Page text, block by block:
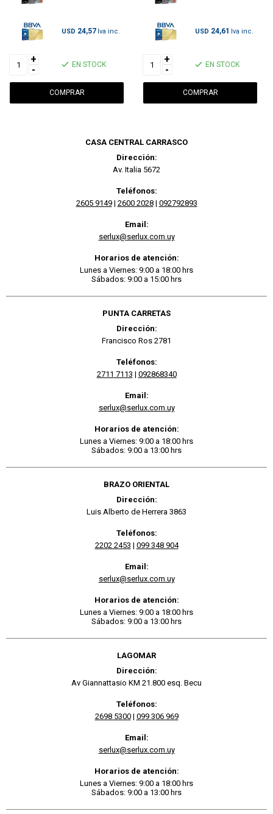
USD 24,57
+
-
EN STOCK
USD 24,61
+
-
EN STOCK
CASA CENTRAL CARRASCO
Dirección:
Av. Italia 5672
Teléfonos:
2605 9149| 2600 2028| 092792893
Email:
serlux@serlux.com.uy
Horarios de atención:
Lunes a Viernes: 9:00 a 18:00 hrs
Sábados: 9:00 a 15:00 hrs
PUNTA CARRETAS
Dirección:
Francisco Ros 2781
Teléfonos:
2711 7113 | 092868340
Email:
serlux@serlux.com.uy
Horarios de atención:
Lunes a Viernes: 9:00 a 18:00 hrs
Sábados: 9:00 a 13:00 hrs
BRAZO ORIENTAL
Dirección:
Luis Alberto de Herrera 3863
Teléfonos:
2202 2453 | 099 348 904
Email:
serlux@serlux.com.uy
Horarios de atención:
Lunes a Viernes: 9:00 a 18:00 hrs
Sábados: 9:00 a 13:00 hrs
LAGOMAR
Dirección:
Av Giannattasio KM 21.800 esq. Becu
Teléfonos:
2698 5300| 099 306 969
Email:
serlux@serlux.com.uy
Horarios de atención:
Lunes a Viernes: 9:00 a 18:00 hrs
Sábados: 9:00 a 13:00 hrs